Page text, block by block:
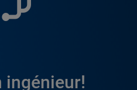
ingénieur!